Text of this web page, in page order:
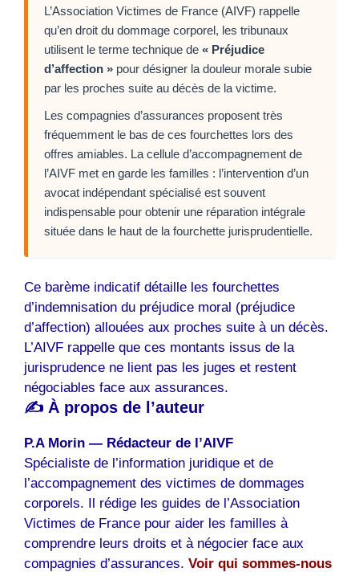
L’Association Victimes de France (AIVF) rappelle
qu’en droit du dommage corporel, les tribunaux
utilisent le terme technique de « Préjudice
d’affection » pour désigner la douleur morale subie
par les proches suite au décès de la victime.
Les compagnies d’assurances proposent très
fréquemment le bas de ces fourchettes lors des
offres amiables. La cellule d’accompagnement de
l’AIVF met en garde les familles : l’intervention d’un
avocat indépendant spécialisé est souvent
indispensable pour obtenir une réparation intégrale
située dans le haut de la fourchette jurisprudentielle.
Ce barème indicatif détaille les fourchettes
d’indemnisation du préjudice moral (préjudice
d’affection) allouées aux proches suite à un décès.
L’AIVF rappelle que ces montants issus de la
jurisprudence ne lient pas les juges et restent
négociables face aux assurances.
✍️ À propos de l’auteur
P.A Morin — Rédacteur de l’AIVF
Spécialiste de l’information juridique et de
l’accompagnement des victimes de dommages
corporels. Il rédige les guides de l’Association
Victimes de France pour aider les familles à
comprendre leurs droits et à négocier face aux
compagnies d’assurances. Voir qui sommes-nous